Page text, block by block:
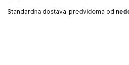
Standardna dostava predvidoma od